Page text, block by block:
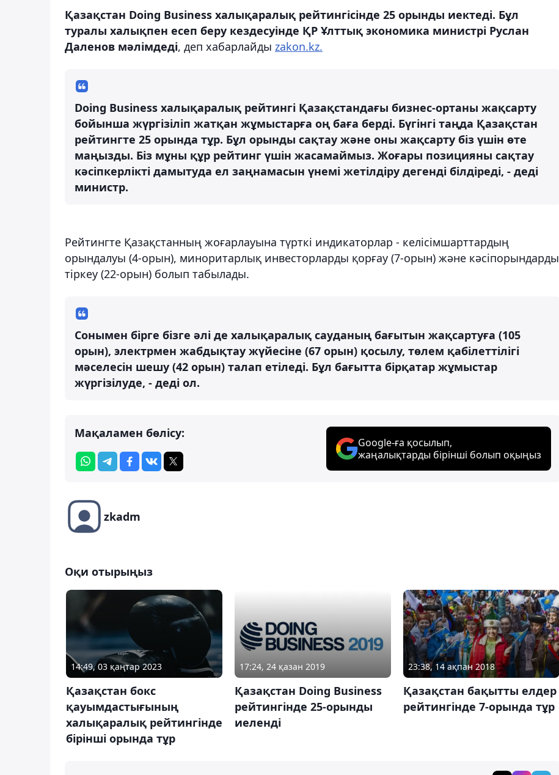
Қазақстан Doing Business халықаралық рейтингісінде 25 орынды иектеді. Бұл
туралы халықпен есеп беру кездесуінде ҚР Ұлттық экономика министрі Руслан
Даленов мәлімдеді, деп хабарлайды zakon.kz.
Doing Business халықаралық рейтингі Қазақстандағы бизнес-ортаны жақсарту
бойынша жүргізіліп жатқан жұмыстарға оң баға берді. Бүгінгі таңда Қазақстан
рейтингте 25 орында тұр. Бұл орынды сақтау және оны жақсарту біз үшін өте
маңызды. Біз мұны құр рейтинг үшін жасамаймыз. Жоғары позицияны сақтау
кәсіпкерлікті дамытуда ел заңнамасын үнемі жетілдіру дегенді білдіреді, - деді
министр.
Рейтингте Қазақстанның жоғарлауына түрткі индикаторлар - келісімшарттардың
орындалуы (4-орын), миноритарлық инвесторларды қорғау (7-орын) және кәсіпорындарды
тіркеу (22-орын) болып табылады.
Сонымен бірге бізге әлі де халықаралық сауданың бағытын жақсартуға (105
орын), электрмен жабдықтау жүйесіне (67 орын) қосылу, төлем қабілеттілігі
мәселесін шешу (42 орын) талап етіледі. Бұл бағытта бірқатар жұмыстар
жүргізілуде, - деді ол.
Мақаламен бөлісу:
Google-ға қосылып,
жаңалықтарды бірінші болып оқыңыз
zkadm
Оқи отырыңыз
14:49, 03 қаңтар 2023
Қазақстан бокс
қауымдастығының
халықаралық рейтингінде
бірінші орында тұр
17:24, 24 қазан 2019
Қазақстан Doing Business
рейтингінде 25-орынды
иеленді
23:38, 14 ақпан 2018
Қазақстан бақытты елдер
рейтингінде 7-орында тұр